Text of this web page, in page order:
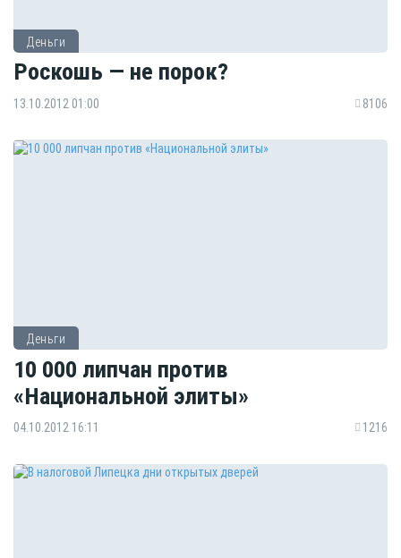
Деньги
Роскошь — не порок?
13.10.2012 01:00 8106
Деньги
10 000 липчан против
«Национальной элиты»
04.10.2012 16:11 1216